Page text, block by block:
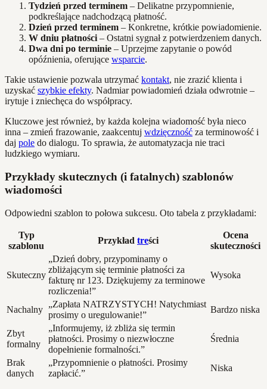
Tydzień przed terminem – Delikatne przypomnienie,
podkreślające nadchodzącą płatność.
Dzień przed terminem – Konkretne, krótkie powiadomienie.
W dniu płatności– Ostatni sygnał z potwierdzeniem danych.
Dwa dni po terminie – Uprzejme zapytanie o powód
opóźnienia, oferujące wsparcie.
Takie ustawienie pozwala utrzymać kontakt, nie zrazić klienta i
uzyskać szybkie efekty. Nadmiar powiadomień działa odwrotnie –
irytuje i zniechęca do współpracy.
Kluczowe jest również, by każda kolejna wiadomość była nieco
inna – zmień frazowanie, zaakcentuj wdzięczność za terminowość i
daj pole do dialogu. To sprawia, że automatyzacja nie traci
ludzkiego wymiaru.
Przykłady skutecznych (i fatalnych) szablonów
wiadomości
Odpowiedni szablon to połowa sukcesu. Oto tabela z przykładami:
Typ
szablonu
Przykład treści
Ocena
skuteczności
Skuteczny
„Dzień dobry, przypominamy o
zbliżającym się terminie płatności za
fakturę nr 123. Dziękujemy za terminowe
rozliczenia!”
Wysoka
Nachalny
„Zapłata NATRZYSTYCH! Natychmiast
prosimy o uregulowanie!”
Bardzo niska
Zbyt
formalny
„Informujemy, iż zbliża się termin
płatności. Prosimy o niezwłoczne
dopełnienie formalności.”
Średnia
Brak
danych
„Przypomnienie o płatności. Prosimy
zapłacić.”
Niska